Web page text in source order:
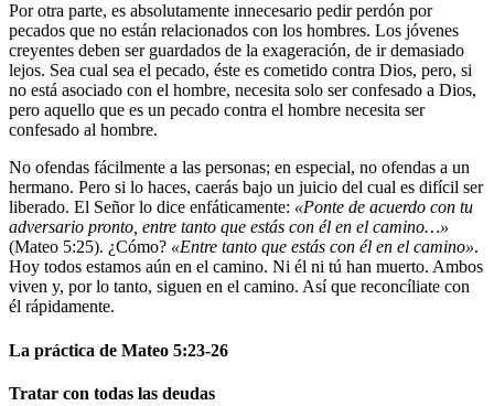
Por otra parte, es absolutamente innecesario pedir perdón por
pecados que no están relacionados con los hombres. Los jóvenes
creyentes deben ser guardados de la exageración, de ir demasiado
lejos. Sea cual sea el pecado, éste es cometido contra Dios, pero, si
no está asociado con el hombre, necesita solo ser confesado a Dios,
pero aquello que es un pecado contra el hombre necesita ser
confesado al hombre.
No ofendas fácilmente a las personas; en especial, no ofendas a un
hermano. Pero si lo haces, caerás bajo un juicio del cual es difícil ser
liberado. El Señor lo dice enfáticamente: «Ponte de acuerdo con tu
adversario pronto, entre tanto que estás con él en el camino…»
(Mateo 5:25). ¿Cómo? «Entre tanto que estás con él en el camino».
Hoy todos estamos aún en el camino. Ni él ni tú han muerto. Ambos
viven y, por lo tanto, siguen en el camino. Así que reconcíliate con
él rápidamente.
La práctica de Mateo 5:23-26
Tratar con todas las deudas